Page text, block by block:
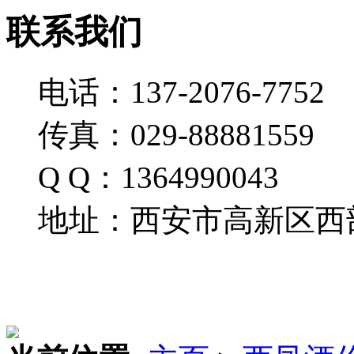
联系我们
电话：137-2076-7752
传真：029-88881559
Q Q：1364990043
地址：西安市高新区西